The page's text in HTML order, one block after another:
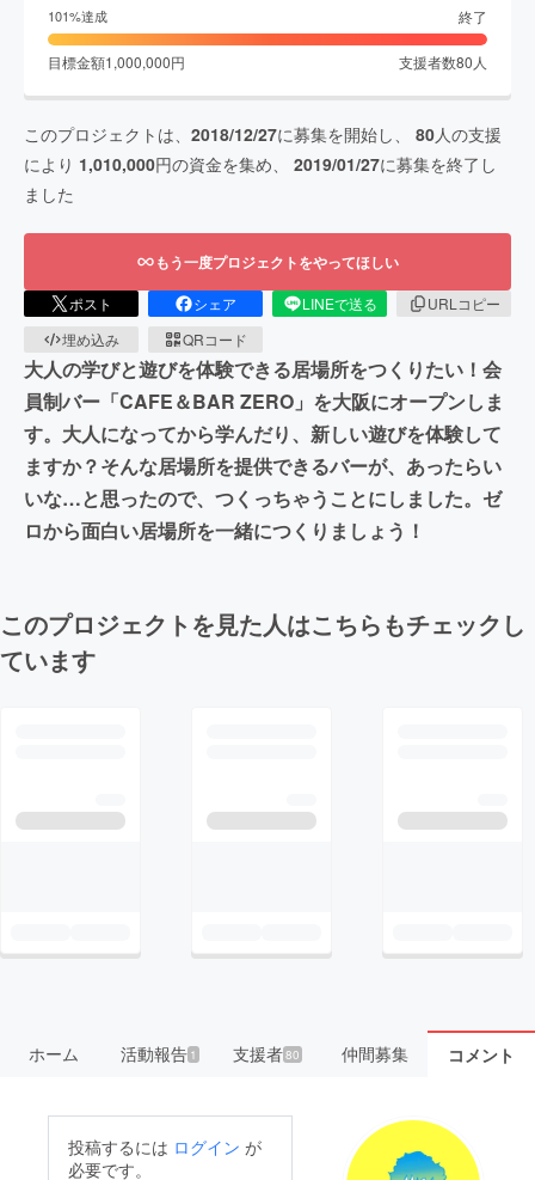
101%達成 終了
目標金額1,000,000円 支援者数80 人
このプロジェクトは、 2018/12/27に募集を開始し、 80人の支援
により 1,010,000円の資金を集め、 2019/01/27に募集を終了し
ました
もう一度プロジェクトをやってほしい
ポスト シェア LINEで送る
URLコピー
埋め込み
QRコード
大人の学びと遊びを体験できる居場所をつくりたい！会
員制バー「CAFE＆BAR ZERO」を大阪にオープンしま
す。大人になってから学んだり、新しい遊びを体験して
ますか？そんな居場所を提供できるバーが、あったらい
いな…と思ったので、つくっちゃうことにしました。ゼ
ロから面白い居場所を一緒につくりましょう！
このプロジェクトを見た人はこちらもチェックし
ています
ホーム 活動報告1 支援者80 仲間募集 コメント
投稿するには ログイン が
必要です。